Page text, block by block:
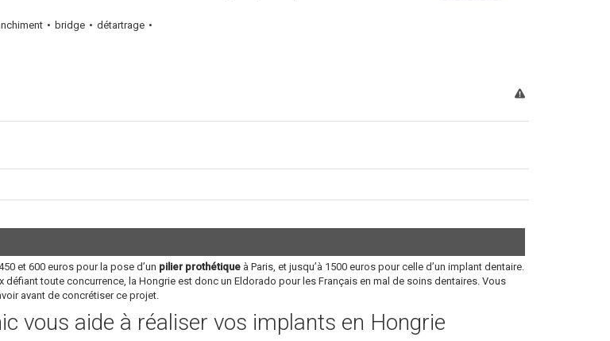
bridge
détartrage
et 600 euros pour la pose d’un pilier prothétique à Paris, et jusqu’à 1500 euros pour celle d’un implant dentaire.
toute concurrence, la Hongrie est donc un Eldorado pour les Français en mal de soins dentaires. Vous
avant de concrétiser ce projet.
vous aide à réaliser vos implants en Hongrie